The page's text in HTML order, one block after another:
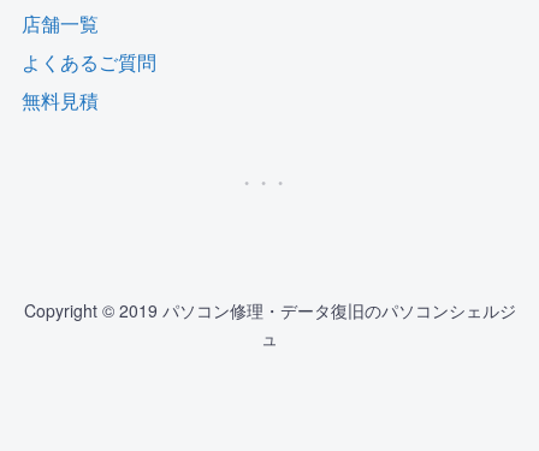
店舗一覧
よくあるご質問
無料見積
Copyright © 2019 パソコン修理・データ復旧のパソコンシェルジ
ュ